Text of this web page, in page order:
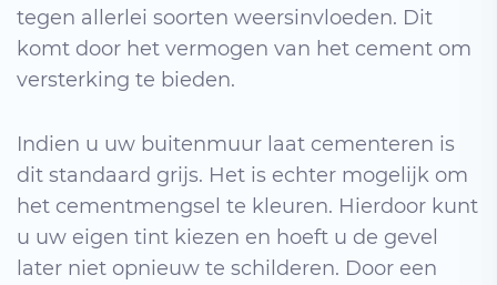
tegen allerlei soorten weersinvloeden. Dit
komt door het vermogen van het cement om
versterking te bieden.
Indien u uw buitenmuur laat cementeren is
dit standaard grijs. Het is echter mogelijk om
het cementmengsel te kleuren. Hierdoor kunt
u uw eigen tint kiezen en hoeft u de gevel
later niet opnieuw te schilderen. Door een